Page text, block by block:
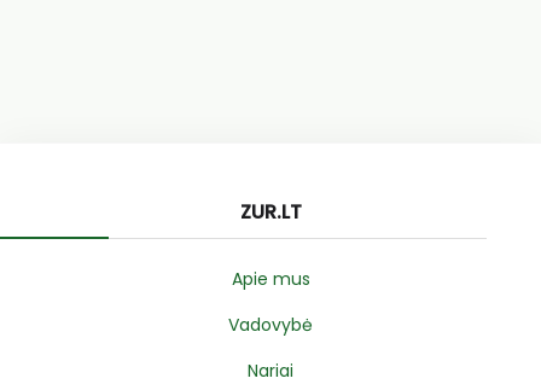
ZUR.LT
Apie mus
Vadovybė
Nariai